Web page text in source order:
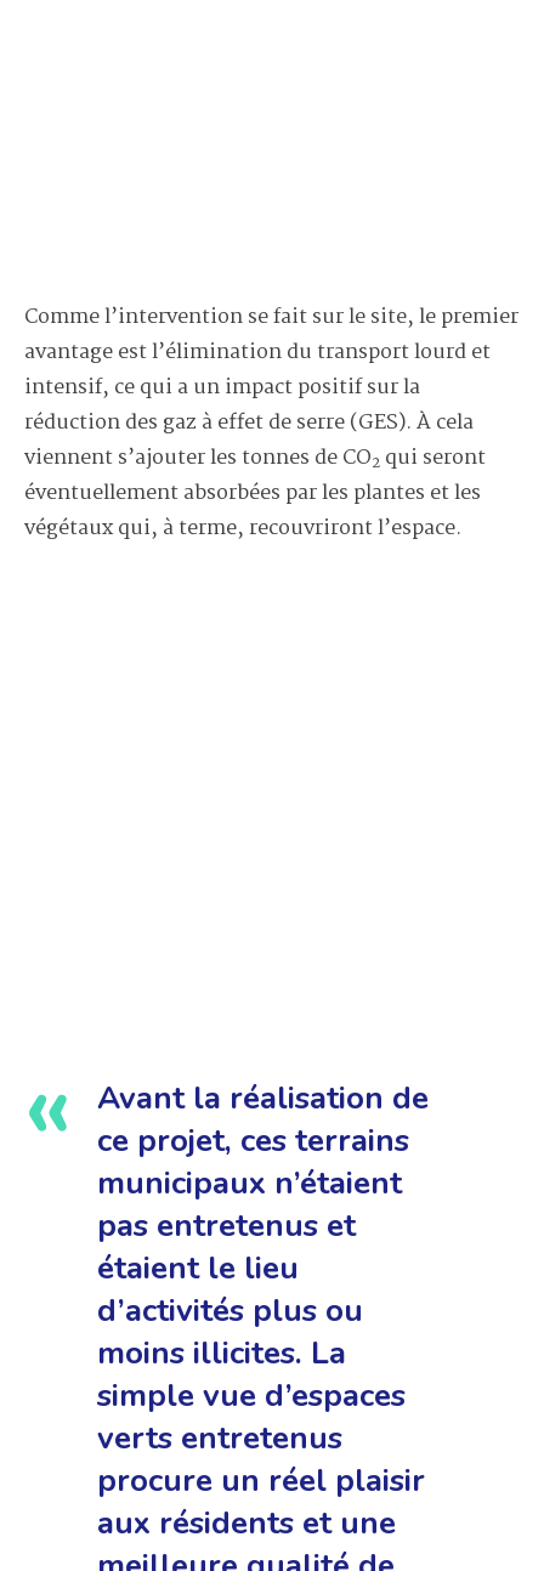
Comme l’intervention se fait sur le site, le premier
avantage est l’élimination du transport lourd et
intensif, ce qui a un impact positif sur la
réduction des gaz à effet de serre (GES). À cela
viennent s’ajouter les tonnes de CO2 qui seront
éventuellement absorbées par les plantes et les
végétaux qui, à terme, recouvriront l’espace.
Avant la réalisation de
ce projet, ces terrains
municipaux n’étaient
pas entretenus et
étaient le lieu
d’activités plus ou
moins illicites. La
simple vue d’espaces
verts entretenus
procure un réel plaisir
aux résidents et une